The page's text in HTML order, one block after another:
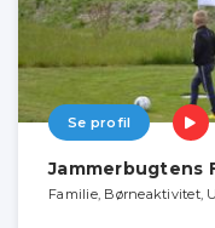
Se profil
Jammerbugtens
Familie, Børneaktivitet,